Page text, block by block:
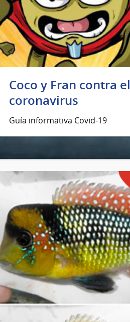
Coco y Fran contra el
coronavirus
Guía informativa Covid-19